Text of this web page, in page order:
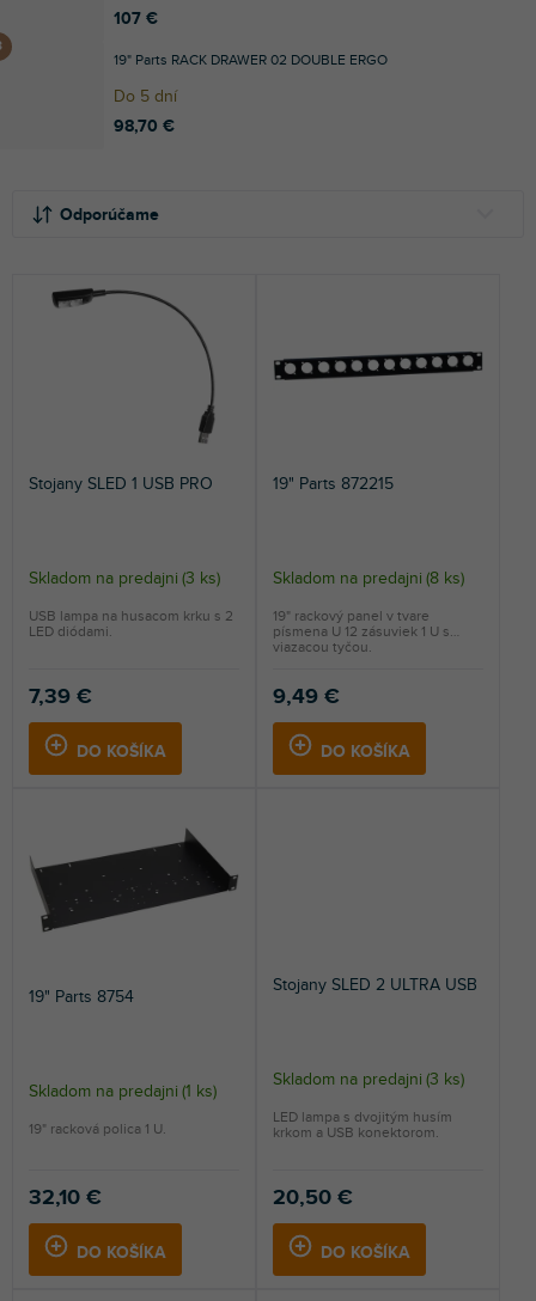
107 €
19" Parts RACK DRAWER 02 DOUBLE ERGO
Do 5 dní
98,70 €
Odporúčame
NAJDRAHŠIE
Stojany SLED 1 USB PRO
Skladom na predajni (3 ks)
7,39 €
DO KOŠÍKA
USB lampa na husacom krku s 2
LED diódami.
19" Parts 872215
Skladom na predajni (8 ks)
9,49 €
DO KOŠÍKA
19" rackový panel v tvare
písmena U 12 zásuviek 1 U s
viazacou tyčou.
19" Parts 8754
Skladom na predajni (1 ks)
32,10 €
DO KOŠÍKA
19" racková polica 1 U.
Stojany SLED 2 ULTRA USB
Skladom na predajni (3 ks)
20,50 €
DO KOŠÍKA
LED lampa s dvojitým husím
krkom a USB konektorom.